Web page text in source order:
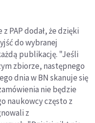
PAP dodał, że dzięki
do wybranej
publikację. "Jeśli
zbiorze, następnego
dnia w BN skanuje się
nie będzie
naukowcy często z
z